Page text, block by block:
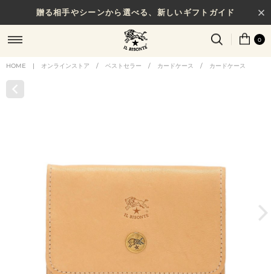
贈る相手やシーンから選べる、新しいギフトガイド
0
HOME | オンラインストア / ベストセラー / カードケース / カードケース